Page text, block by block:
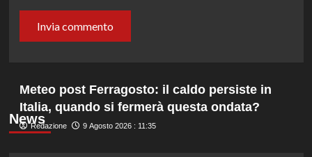
News
Meteo post Ferragosto: il caldo persiste in
Italia, quando si fermerà questa ondata?
Redazione 9 Agosto 2026 : 11:35